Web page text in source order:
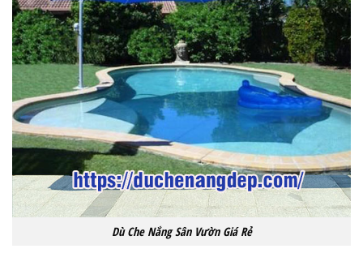
Dù Che Nắng Sân Vườn Giá Rẻ